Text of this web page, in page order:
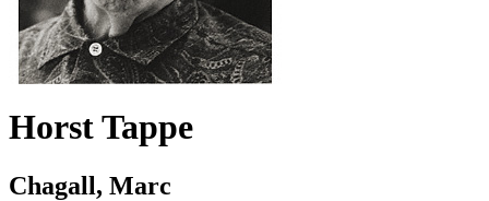
Horst Tappe
Chagall, Marc